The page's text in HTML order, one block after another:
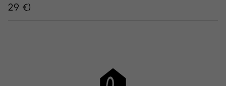
29 €)